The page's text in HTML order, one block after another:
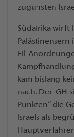
zugunsten
Südafrika wirft
Palästinensern
Eil-
kam bislang
nach. Der IGH
Punkten“ die
Israels als